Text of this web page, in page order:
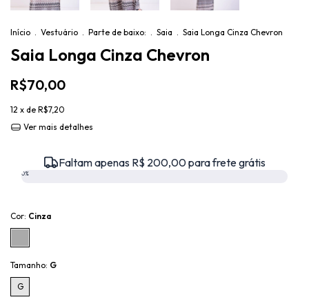
Início . Vestuário . Parte de baixo: . Saia . Saia Longa Cinza Chevron
Saia Longa Cinza Chevron
R$70,00
12 x de R$7,20
Ver mais detalhes
Faltam apenas R$ 200,00 para frete grátis
0%
Cor: Cinza
Tamanho: G
G